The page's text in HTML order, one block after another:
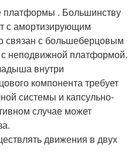
. Большинству
с амортизирующим
связан с большеберцовым
неподвижной платформой.
внутри
компонента требует
системы и капсульно-
случае может
движения в двух